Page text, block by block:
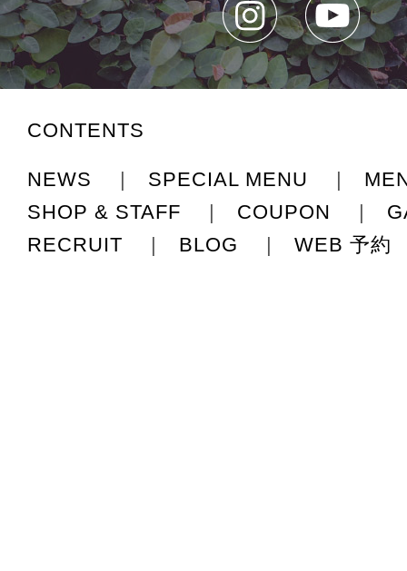
CONTENTS
NEWS | SPECIAL MENU |
SHOP & STAFF
| COUPON |
RECRUIT
| BLOG | WEB 予約